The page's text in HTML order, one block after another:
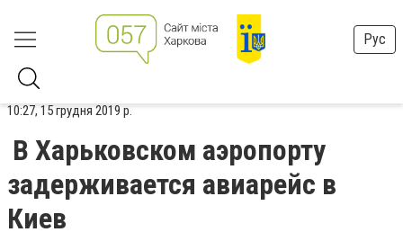
Рус
10:27, 15 грудня 2019 р.
В Харьковском аэропорту
задерживается авиарейс в
Киев